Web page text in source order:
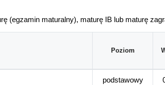
(egzamin maturalny), maturę IB lub maturę
Poziom
podstawowy